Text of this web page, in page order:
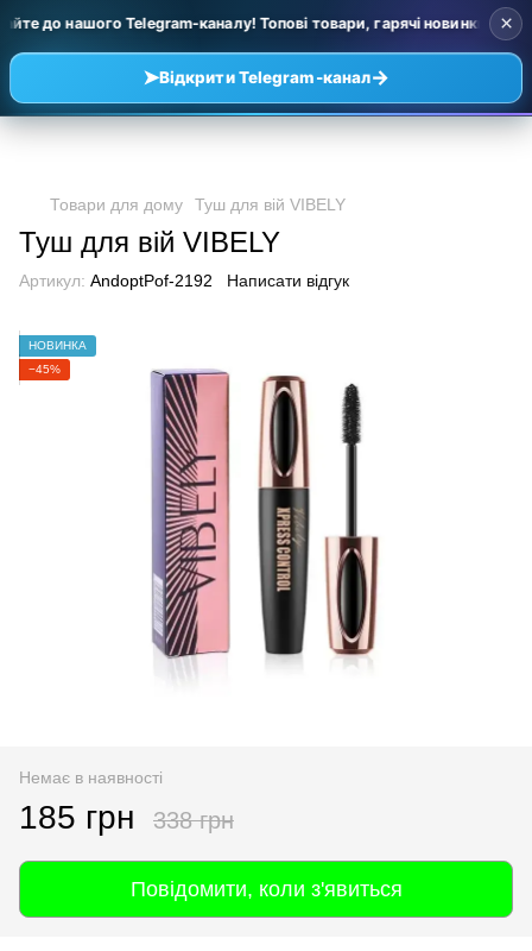
до нашого Telegram-каналу! Топові товари, гарячі новинки та
➤Відкрити Telegram-канал→
×
Товари для дому Туш для вій VIBELY
Туш для вій VIBELY
Артикул: AndoptPof-2192 Написати відгук
НОВИНКА
−45%
Немає в наявності
185 грн 338 грн
Повідомити, коли з'явиться